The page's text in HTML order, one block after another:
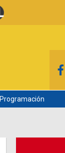
Programación